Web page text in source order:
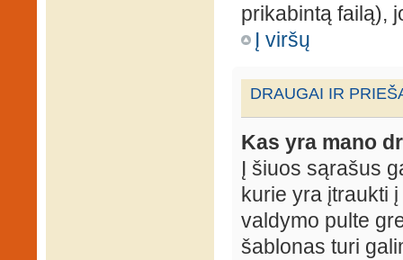
prikabintą failą),
Į viršų
DRAUGAI IR
Kas yra mano
Į šiuos sąrašus
kurie yra įtraukti
valdymo pulte
šablonas turi